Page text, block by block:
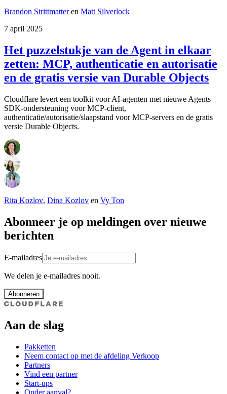
Brandon Strittmatteren Matt Silverlock
7 april 2025
Het puzzelstukje van de Agent in elkaar
zetten: MCP, authenticatie en autorisatie
en de gratis versie van Durable Objects
Cloudflare levert een toolkit voor AI-agenten met nieuwe Agents
SDK-ondersteuning voor MCP-client,
authenticatie/autorisatie/slaapstand voor MCP-servers en de gratis
versie Durable Objects.
Rita Kozlov, Dina Kozlov en Vy Ton
Abonneer je op meldingen over nieuwe
berichten
E-mailadres
We delen je e-mailadres nooit.
Abonneren
Aan de slag
Pakketten
Neem contact op met de afdeling Verkoop
Partners
Vind een partner
Start-ups
Onder aanval?